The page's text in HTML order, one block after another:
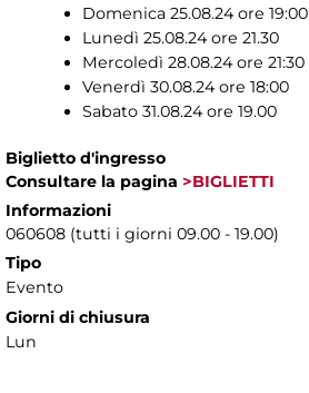
Domenica 25.08.24 ore 19:00
Lunedì 25.08.24 ore 21.30
Mercoledì 28.08.24 ore 21:30
Venerdì 30.08.24 ore 18:00
Sabato 31.08.24 ore 19.00
Biglietto d'ingresso
Consultare la pagina >BIGLIETTI
Informazioni
060608 (tutti i giorni 09.00 - 19.00)
Tipo
Evento
Giorni di chiusura
Lun